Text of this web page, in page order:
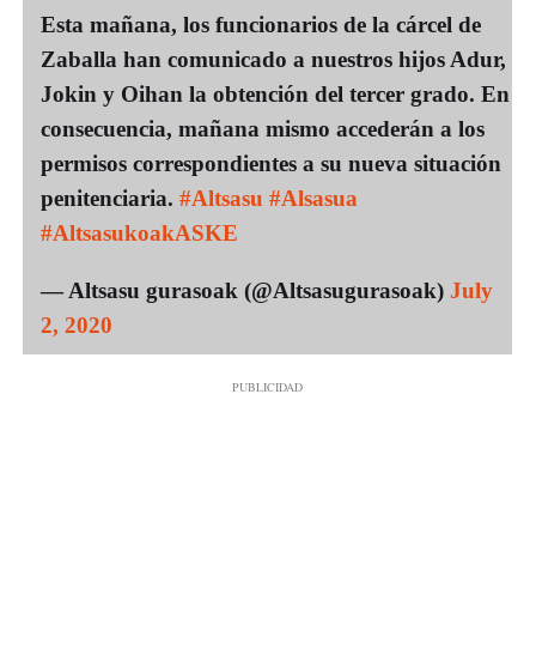
Esta mañana, los funcionarios de la cárcel de
Zaballa han comunicado a nuestros hijos Adur,
Jokin y Oihan la obtención del tercer grado. En
consecuencia, mañana mismo accederán a los
permisos correspondientes a su nueva situación
penitenciaria. #Altsasu #Alsasua
#AltsasukoakASKE
— Altsasu gurasoak (@Altsasugurasoak) July
2, 2020